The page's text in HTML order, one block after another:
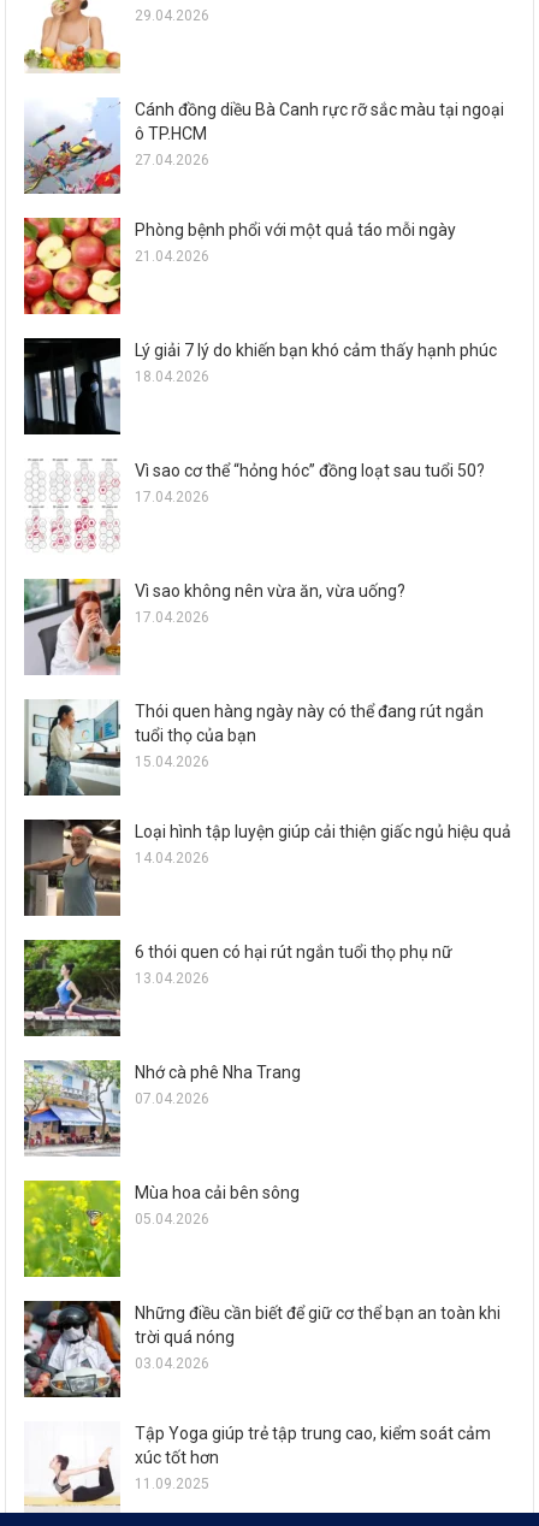
29.04.2026
Cánh đồng diều Bà Canh rực rỡ sắc màu tại ngoại
ô TP.HCM
27.04.2026
Phòng bệnh phổi với một quả táo mỗi ngày
21.04.2026
Lý giải 7 lý do khiến bạn khó cảm thấy hạnh phúc
18.04.2026
Vì sao cơ thể “hỏng hóc” đồng loạt sau tuổi 50?
17.04.2026
Vì sao không nên vừa ăn, vừa uống?
17.04.2026
Thói quen hàng ngày này có thể đang rút ngắn
tuổi thọ của bạn
15.04.2026
Loại hình tập luyện giúp cải thiện giấc ngủ hiệu quả
14.04.2026
6 thói quen có hại rút ngắn tuổi thọ phụ nữ
13.04.2026
Nhớ cà phê Nha Trang
07.04.2026
Mùa hoa cải bên sông
05.04.2026
Những điều cần biết để giữ cơ thể bạn an toàn khi
trời quá nóng
03.04.2026
Tập Yoga giúp trẻ tập trung cao, kiểm soát cảm
xúc tốt hơn
11.09.2025